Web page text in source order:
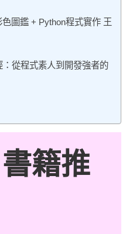
圖鑑 + Python程式實作 王
：從程式素人到開發強者的
籍推